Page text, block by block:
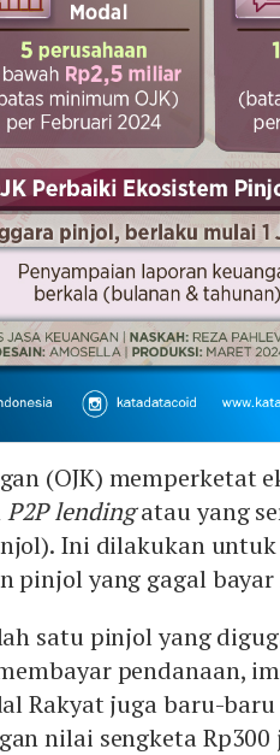
(OJK) memperketat
P2P lendingatau yang
Ini dilakukan
pinjol yang gagal bayar
satu pinjol yang
pendanaan,
Rakyat juga baru-
nilai sengketa Rp300